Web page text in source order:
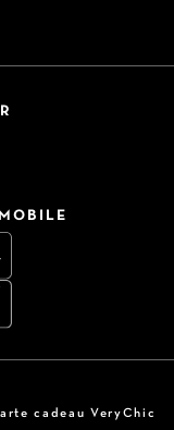
cadeau VeryChic